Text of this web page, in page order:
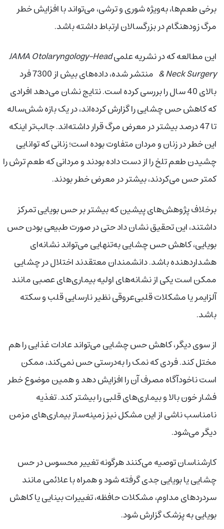
برخی طعم‌ها، به‌ویژه شوری و ترشی، می‌تواند با افزایش خطر
مرگ زودهنگام در بزرگسالان ارتباط داشته باشد.
این مطالعه که در نشریه علمیJAMA Otolaryngology–Head
& Neck Surgery
منتشر شده، داده‌های بیش از 7300 فرد
بالای 40 سال را بررسی کرده است. نتایج نشان می‌دهد افرادی
که کاهش حس چشایی را گزارش کرده‌اند، در یک بازه شش‌ساله
تا 47 درصد بیشتر در معرض مرگ قرار داشته‌اند. جالب‌تر اینکه
این خطر در زنان و مردان متفاوت بوده است؛ زنانی که توانایی
چشیدن طعم تلخ را از دست داده بودند و مردانی که طعم ترش را
کمتر حس می‌کردند، بیشتر در معرض خطر بودند.
برخلاف پژوهش‌های پیشین که بیشتر بر حس بویایی تمرکز
داشتند، این تحقیق نشان داد حتی در صورت طبیعی بودن حس
بویایی، کاهش حس چشایی به‌تنهایی می‌تواند نشانه‌ای
هشداردهنده باشد. دانشمندان معتقدند اختلال در چشایی
ممکن است یکی از نشانه‌های اولیه بیماری‌های عصبی مانند
آلزایمر یا مشکلات قلبی‌عروقی نظیر نارسایی قلب و سکته
باشد.
از سوی دیگر، کاهش حس چشایی می‌تواند عادات غذایی را هم
مختل کند. فردی که نمک را به‌درستی حس نمی‌کند، ممکن
است ناخودآگاه مصرف آن را افزایش دهد و همین موضوع خطر
فشار خون بالا و بیماری‌های قلبی را بیشتر کند. تغذیه
نامناسب ناشی از این مشکل نیز زمینه‌ساز بیماری‌های مزمن
دیگر می‌شود.
کارشناسان توصیه می‌کنند هرگونه تغییر محسوس در حس
چشایی یا بویایی جدی گرفته شود و همراه با علائمی مانند
سردردهای مداوم، مشکلات حافظه، تغییرات بینایی یا کاهش
بویایی به پزشک گزارش شود.